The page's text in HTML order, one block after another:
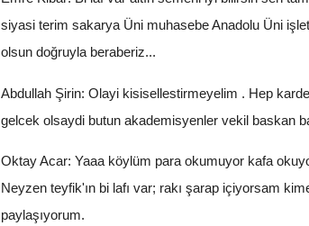
siyasi terim sakarya Üni muhasebe Anadolu Üni
olsun doğruyla beraberiz...
Abdullah Şirin: Olayi kisisellestirmeyelim . Hep
gelcek olsaydi butun akademisyenler vekil baskan
Oktay Acar: Yaaa köylüm para okumuyor kafa
Neyzen teyfik'ın bi lafı var; rakı şarap içiyorsam
paylaşıyorum.